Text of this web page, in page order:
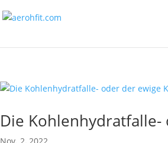
Die